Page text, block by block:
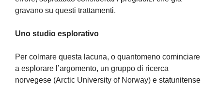
gravano su questi trattamenti.
Uno studio esplorativo
Per colmare questa lacuna, o quantomeno cominciare
a esplorare l’argomento, un gruppo di ricerca
norvegese (Arctic University of Norway) e statunitense